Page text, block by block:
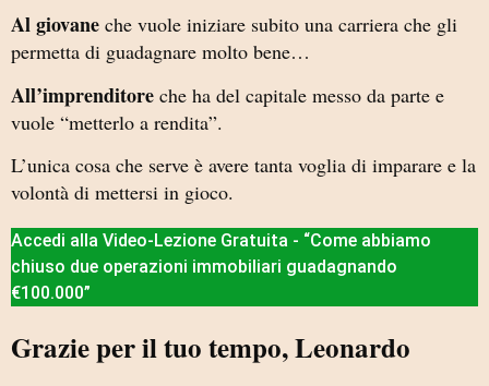
Al giovane che vuole iniziare subito una carriera che gli
permetta di guadagnare molto bene…
All’imprenditore che ha del capitale messo da parte e
vuole “metterlo a rendita”.
L’unica cosa che serve è avere tanta voglia di imparare e la
volontà di mettersi in gioco.
Accedi alla Video-Lezione Gratuita - “Come abbiamo
chiuso due operazioni immobiliari guadagnando
€100.000”
Grazie per il tuo tempo, Leonardo